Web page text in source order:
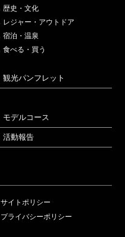
歴史・文化
レジャー・アウトドア
宿泊・温泉
食べる・買う
観光パンフレット
モデルコース
活動報告
サイトポリシー
プライバシーポリシー